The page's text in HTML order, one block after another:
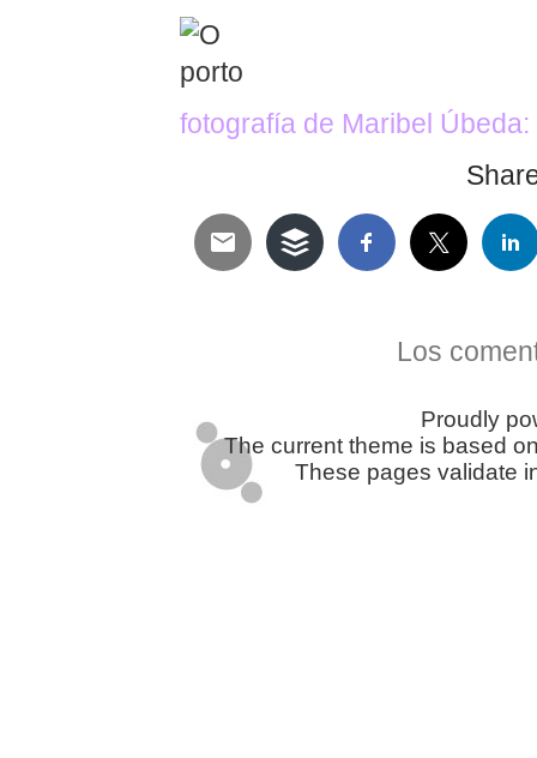
fotografía de Maribel
Los
Proudly
The current theme is based
These pages validate